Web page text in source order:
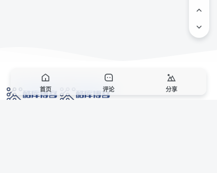
首页 评论 分享